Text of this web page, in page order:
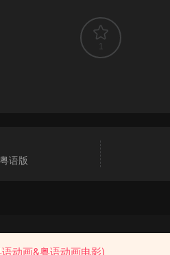
1
语版
动画&粤语动画电影)